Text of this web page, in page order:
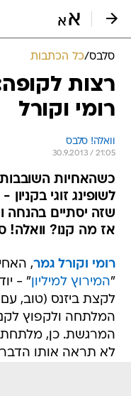
סלבס/כל הכתבות
רצות
רומי וקורל
וואלה! סלבס
30.9.2013 / 21:05
כשהאחיות השובבות
לשופינג זוגי
שזה יסתיים בהנחה
אז מה קנו? וואלה!
רומי וקורל גמר,
"המירוץ למיליון" -
לקצת ביזנס (טוב,
המלתחה ולקפוץ
המרגשת. כן, מלתחת
לא תראה אותו